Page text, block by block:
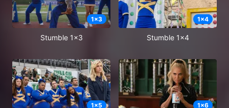
1x3
Stumble 1x3
1x4
Stumble 1x4
1x5 1x6